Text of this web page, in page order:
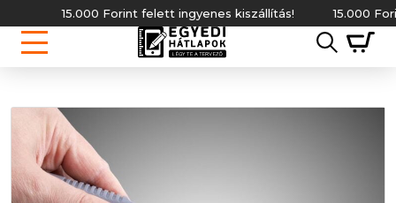
15.000 Forint felett ingyenes kiszállítás! 15.000